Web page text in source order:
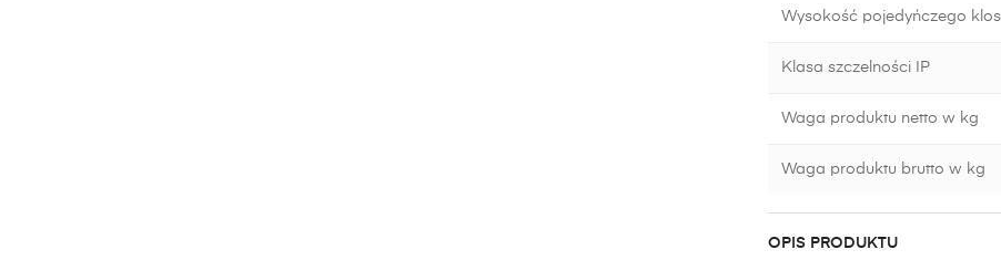
Wysokość pojedyńczego
Klasa szczelności IP
Waga produktu netto w kg
Waga produktu brutto w kg
OPIS PRODUKTU